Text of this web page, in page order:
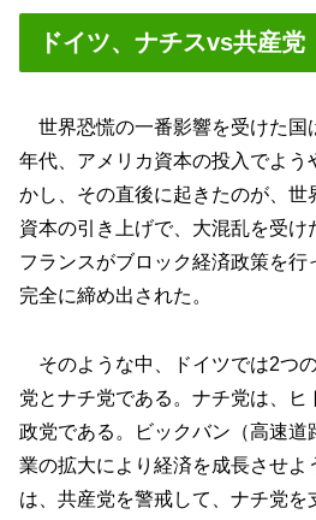
ドイツ、ナチスvs共産党
世界恐慌の一番影響を受けた国
年代、アメリカ資本の投入でよう
かし、その直後に起きたのが、世
資本の引き上げで、大混乱を受け
フランスがブロック経済政策を行
完全に締め出された。
そのような中、ドイツでは2つ
党とナチ党である。ナチ党は、
政党である。ビックバン（高速道
業の拡大により経済を成長させよ
は、共産党を警戒して、ナチ党を